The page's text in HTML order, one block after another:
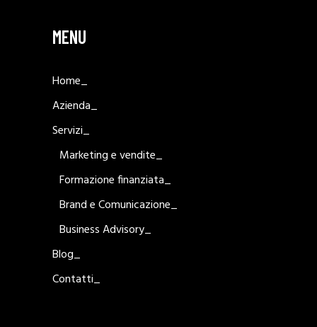
MENU
Home_
Azienda_
Servizi_
Marketing e vendite_
Formazione finanziata_
Brand e Comunicazione_
Business Advisory_
Blog_
Contatti_